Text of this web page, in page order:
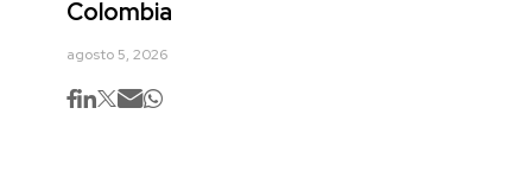
Colombia
agosto 5, 2026